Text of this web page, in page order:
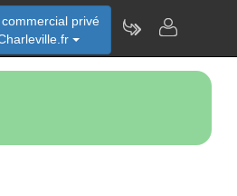
privé